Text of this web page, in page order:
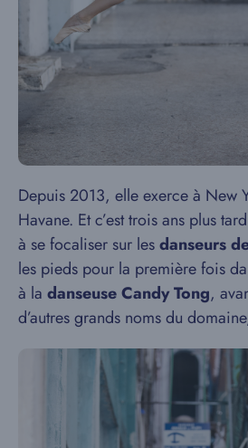
Depuis 2013, elle exerce à New
Havane. Et c’est trois ans plus
à se focaliser sur lesdanseurs
les pieds pour la première fois
à la danseuse Candy Tong,
d’autres grands noms du